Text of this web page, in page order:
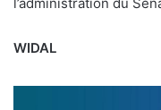
WIDAL